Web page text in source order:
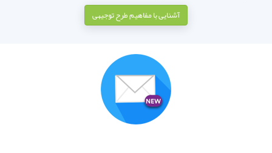
آشنایی با مفاهیم طرح توجیهی